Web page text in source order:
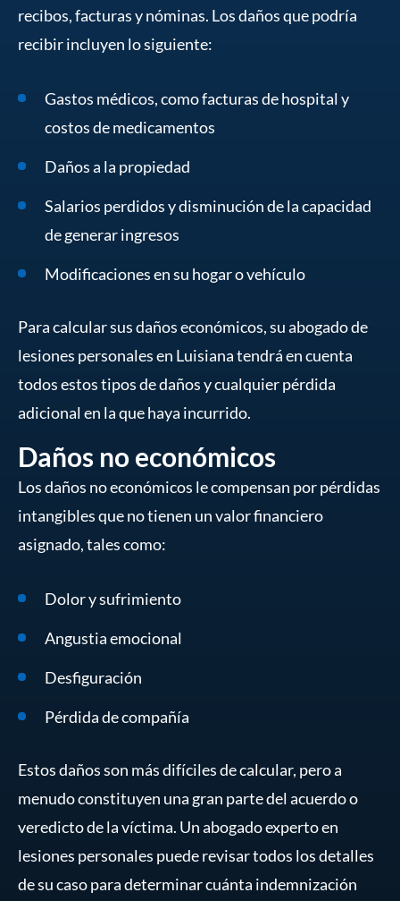
recibos, facturas y nóminas. Los daños que podría
recibir incluyen lo siguiente:
Gastos médicos, como facturas de hospital y
costos de medicamentos
Daños a la propiedad
Salarios perdidos y disminución de la capacidad
de generar ingresos
Modificaciones en su hogar o vehículo
Para calcular sus daños económicos, su abogado de
lesiones personales en Luisiana tendrá en cuenta
todos estos tipos de daños y cualquier pérdida
adicional en la que haya incurrido.
Daños no económicos
Los daños no económicos le compensan por pérdidas
intangibles que no tienen un valor financiero
asignado, tales como:
Dolor y sufrimiento
Angustia emocional
Desfiguración
Pérdida de compañía
Estos daños son más difíciles de calcular, pero a
menudo constituyen una gran parte del acuerdo o
veredicto de la víctima. Un abogado experto en
lesiones personales puede revisar todos los detalles
de su caso para determinar cuánta indemnización